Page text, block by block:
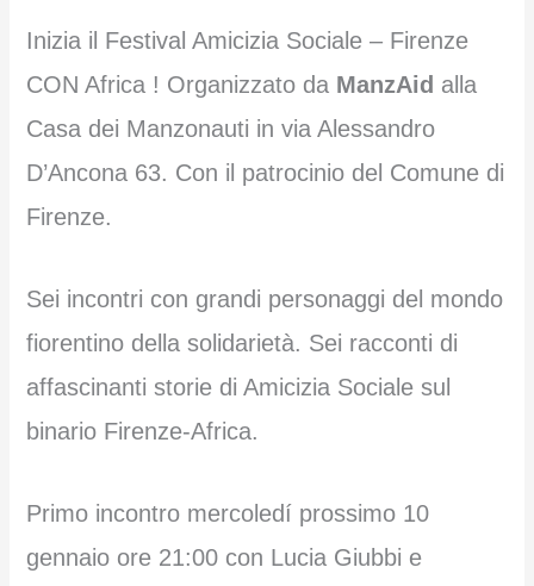
Inizia il Festival Amicizia Sociale – Firenze
CON Africa ! Organizzato da ManzAid alla
Casa dei Manzonauti in via Alessandro
D’Ancona 63. Con il patrocinio del Comune di
Firenze.
Sei incontri con grandi personaggi del mondo
fiorentino della solidarietà. Sei racconti di
affascinanti storie di Amicizia Sociale sul
binario Firenze-Africa.
Primo incontro mercoledí prossimo 10
gennaio ore 21:00 con Lucia Giubbi e